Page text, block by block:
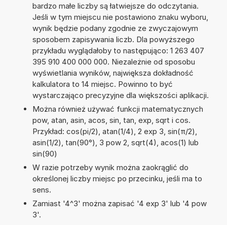
bardzo małe liczby są łatwiejsze do odczytania.
Jeśli w tym miejscu nie postawiono znaku wyboru,
wynik będzie podany zgodnie ze zwyczajowym
sposobem zapisywania liczb. Dla powyższego
przykładu wyglądałoby to następująco: 1 263 407
395 910 400 000 000. Niezależnie od sposobu
wyświetlania wyników, największa dokładność
kalkulatora to 14 miejsc. Powinno to być
wystarczająco precyzyjne dla większości aplikacji.
Można również używać funkcji matematycznych
pow, atan, asin, acos, sin, tan, exp, sqrt i cos.
Przykład: cos(pi/2), atan(1/4), 2 exp 3, sin(π/2),
asin(1/2), tan(90°), 3 pow 2, sqrt(4), acos(1) lub
sin(90)
W razie potrzeby wynik można zaokrąglić do
określonej liczby miejsc po przecinku, jeśli ma to
sens.
Zamiast '4^3' można zapisać '4 exp 3' lub '4 pow
3'.